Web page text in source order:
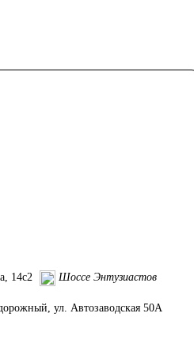
14с2 Шоссе Энтузиастов
ул. Автозаводская 50А